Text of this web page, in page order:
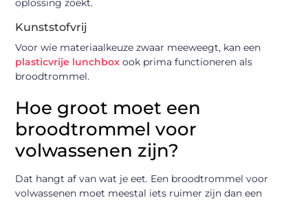
oplossing zoekt.
Kunststofvrij
Voor wie materiaalkeuze zwaar meeweegt, kan een
plasticvrije lunchbox ook prima functioneren als
broodtrommel.
Hoe groot moet een
broodtrommel voor
volwassenen zijn?
Dat hangt af van wat je eet. Een broodtrommel voor
volwassenen moet meestal iets ruimer zijn dan een